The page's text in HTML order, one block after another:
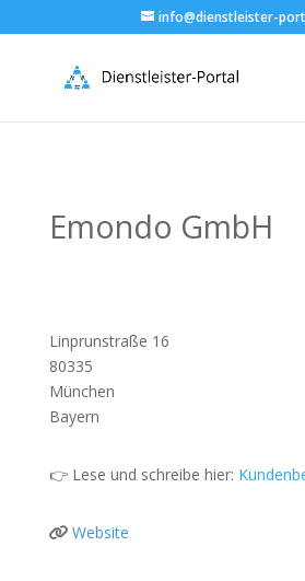
info@dienstleister-
Emondo GmbH
Linprunstraße 16
80335
München
Bayern
👉 Lese und schreibe hier:
Website